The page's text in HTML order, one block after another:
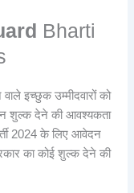
Bharti
इच्छुक उम्मीदवारों को
शुल्क देने की आवश्यकता
भर्ती 2024 के लिए आवेदन
का कोई शुल्क देने की